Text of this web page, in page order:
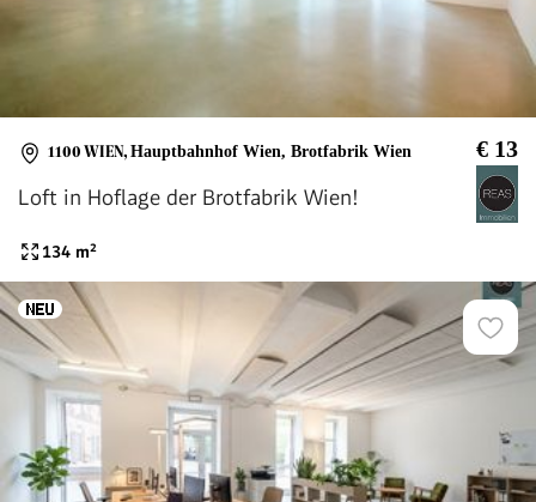
1100 WIEN, Hauptbahnhof Wien, Brotfabrik Wien € 13
Loft in Hoflage der Brotfabrik Wien!
134 m²